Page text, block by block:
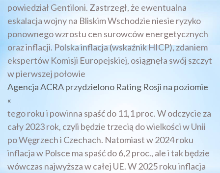
powiedział Gentiloni. Zastrzegł, że ewentualna
eskalacja wojny na Bliskim Wschodzie niesie ryzyko
ponownego wzrostu cen surowców energetycznych
oraz inflacji. Polska inflacja (wskaźnik HICP), zdaniem
ekspertów Komisji Europejskiej, osiągnęła swój szczyt
w pierwszej połowie
Agencja ACRA przydzielono Rating Rosji na poziomie
«
tego roku i powinna spaść do 11,1 proc. W odczycie za
cały 2023 rok, czyli będzie trzecią do wielkości w Unii
po Węgrzech i Czechach. Natomiast w 2024 roku
inflacja w Polsce ma spaść do 6,2 proc., ale i tak będzie
wówczas najwyższa w całej UE. W 2025 roku inflacja